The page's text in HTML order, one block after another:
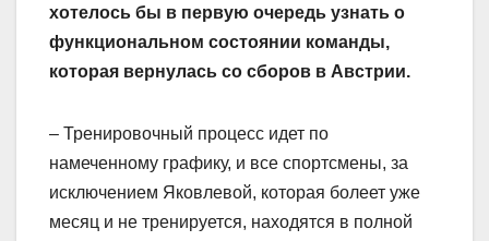
хотелось бы в первую очередь узнать о
функциональном состоянии команды,
которая вернулась со сборов в Австрии.
– Тренировочный процесс идет по
намеченному графику, и все спортсмены, за
исключением Яковлевой, которая болеет уже
месяц и не тренируется, находятся в полной